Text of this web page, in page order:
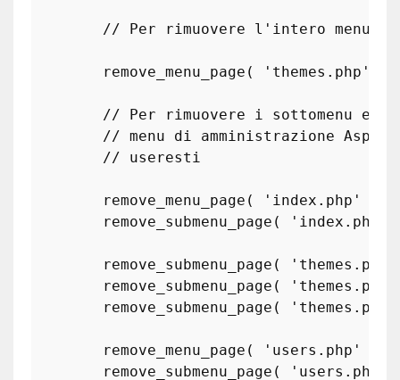
// Per rimuovere l'intero menu
remove_menu_page ( 'themes.php'
// Per rimuovere i sottomenu
// menu di amministrazione
// useresti
remove_menu_page ( 'index.php'
remove_submenu_page ( 'index.php'
remove_submenu_page ( 'themes.php'
remove_submenu_page ( 'themes.php'
remove_submenu_page ( 'themes.php'
remove_menu_page ( 'users.php'
remove_submenu_page ( 'users.php'